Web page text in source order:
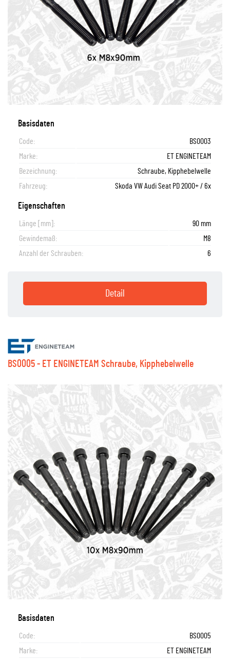
Basisdaten
Code:
BS0003
Marke:
ET ENGINETEAM
Bezeichnung:
Schraube, Kipphebelwelle
Fahrzeug:
Skoda VW Audi Seat PD 2000+ / 6x
Eigenschaften
Länge [mm]:
90 mm
Gewindemaß:
M8
Anzahl der Schrauben:
6
Detail
BS0005 - ET ENGINETEAM Schraube, Kipphebelwelle
Basisdaten
Code:
BS0005
Marke:
ET ENGINETEAM